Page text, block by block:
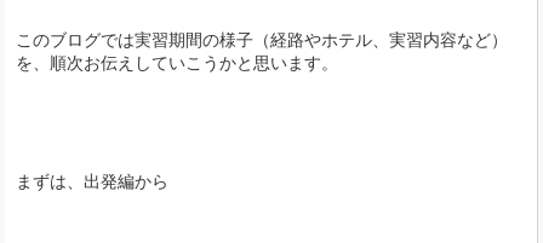
このブログでは実習期間の様子（経路やホテル、実習内容など）
を、順次お伝えしていこうかと思います。
まずは、出発編から